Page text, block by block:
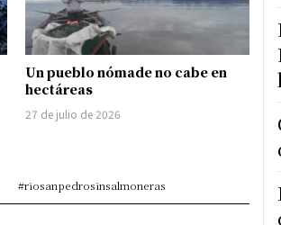
Un pueblo nómade no cabe en
hectáreas
27 de julio de 2026
#riosanpedrosinsalmoneras